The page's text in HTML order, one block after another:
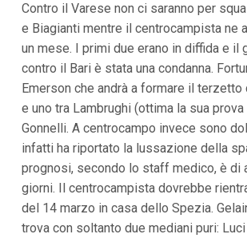
i
p
l
i
V
a
i
a
M
e
n
ù
P
i
Contro il Varese non ci saranno per
e Biagianti mentre il centrocampista ne
un mese. I primi due erano in diffida e il
contro il Bari è stata una condanna.
Emerson che andrà a formare il terzetto
e uno tra Lambrughi (ottima la sua
Gonnelli. A centrocampo invece sono
infatti ha riportato la lussazione della
prognosi, secondo lo staff medico, è di
giorni. Il centrocampista dovrebbe
del 14 marzo in casa dello Spezia.
trova con soltanto due mediani puri: